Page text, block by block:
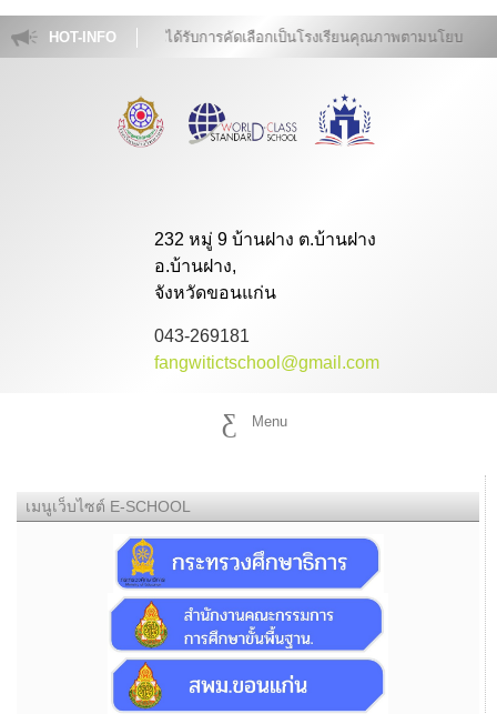
HOT-INFO
โรงเรียนฝางวิทยายนได้รับการคัดเลือกเป็นโรงเรียนคุณภาพตามนโยบาย "๑
232 หมู่ 9 บ้านฝาง ต.บ้านฝาง
อ.บ้านฝาง,
จังหวัดขอนแก่น
043-269181
fangwitictschool@gmail.com
Menu
เมนูเว็บไซต์ E-SCHOOL